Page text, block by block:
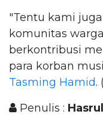
"Tentu kami
komunitas
berkontribusi
para korban
Tasming Hamid.
Penulis :